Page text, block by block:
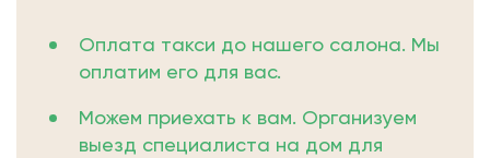
Оплата такси до нашего салона. Мы
оплатим его для вас.
Можем приехать к вам. Организуем
выезд специалиста на дом для